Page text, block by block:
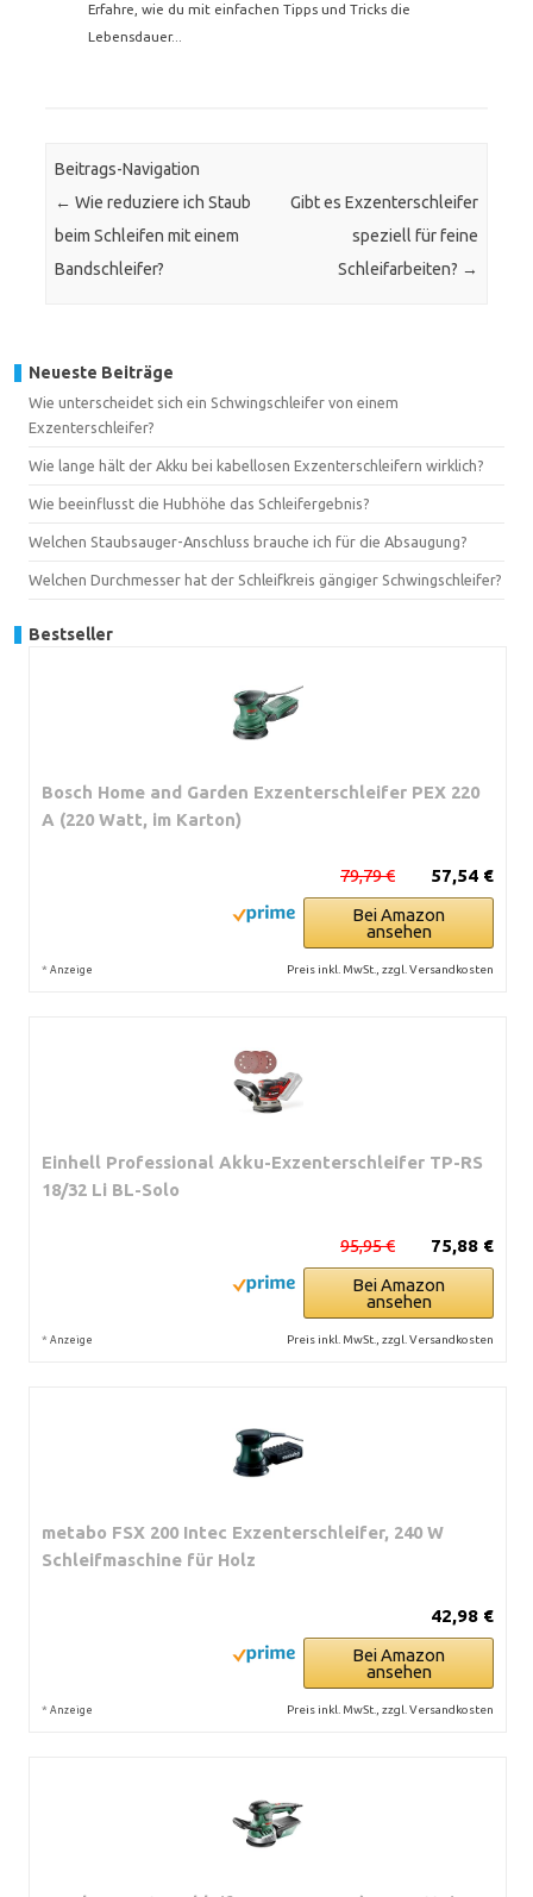
Erfahre, wie du mit einfachen Tipps und Tricks die
Lebensdauer...
Beitrags-Navigation
← Wie reduziere ich Staub
beim Schleifen mit einem
Bandschleifer?
Gibt es Exzenterschleifer
speziell für feine
Schleifarbeiten? →
Neueste Beiträge
Wie unterscheidet sich ein Schwingschleifer von einem
Exzenterschleifer?
Wie lange hält der Akku bei kabellosen Exzenterschleifern wirklich?
Wie beeinflusst die Hubhöhe das Schleifergebnis?
Welchen Staubsauger-Anschluss brauche ich für die Absaugung?
Welchen Durchmesser hat der Schleifkreis gängiger Schwingschleifer?
Bestseller
Bosch Home and Garden Exzenterschleifer PEX 220
A (220 Watt, im Karton)
57,54 €
79,79 €
Bei Amazon
ansehen
* Anzeige Preis inkl. MwSt., zzgl. Versandkosten
Einhell Professional Akku-Exzenterschleifer TP-RS
18/32 Li BL-Solo
75,88 €
95,95 €
Bei Amazon
ansehen
* Anzeige Preis inkl. MwSt., zzgl. Versandkosten
metabo FSX 200 Intec Exzenterschleifer, 240 W
Schleifmaschine für Holz
42,98 €
Bei Amazon
ansehen
* Anzeige Preis inkl. MwSt., zzgl. Versandkosten